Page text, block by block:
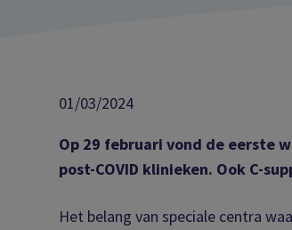
01/03/2024
Op 29 februari vond de eerste
post-COVID klinieken. Ook C-
Het belang van speciale centra